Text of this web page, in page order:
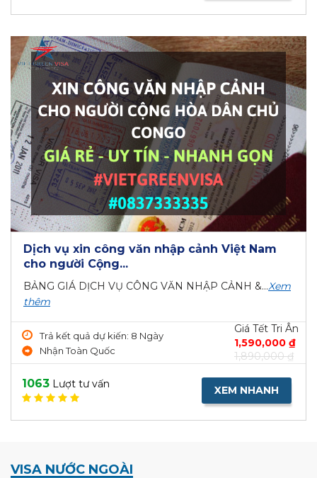
Dịch vụ xin công văn nhập cảnh Việt Nam
cho người Cộng...
BẢNG GIÁ DỊCH VỤ CÔNG VĂN NHẬP CẢNH &...Xem
thêm
Trả kết quả dự kiến: 8 Ngày
Nhận Toàn Quốc
Giá Tết Tri Ân
1,590,000 ₫
1,890,000 ₫
1063 Lượt tư vấn XEM NHANH
VISA NƯỚC NGOÀI